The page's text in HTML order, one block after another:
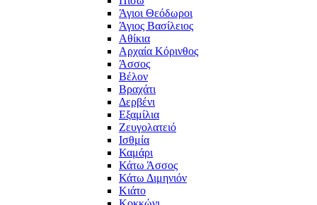
Άγιοι Θεόδωροι
Άγιος Βασίλειος
Αθίκια
Αρχαία Κόρινθος
Άσσος
Βέλον
Βραχάτι
Δερβένι
Εξαμίλια
Ζευγολατειό
Ισθμία
Καμάρι
Κάτω Άσσος
Κάτω Διμηνιόν
Κιάτο